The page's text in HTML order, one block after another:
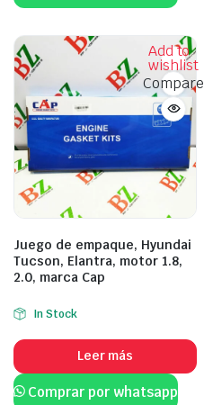
Add to
wishlist
Compare
Juego de empaque, Hyundai
Tucson, Elantra, motor 1.8,
2.0, marca Cap
In Stock
Leer más
Comprar por whatsapp